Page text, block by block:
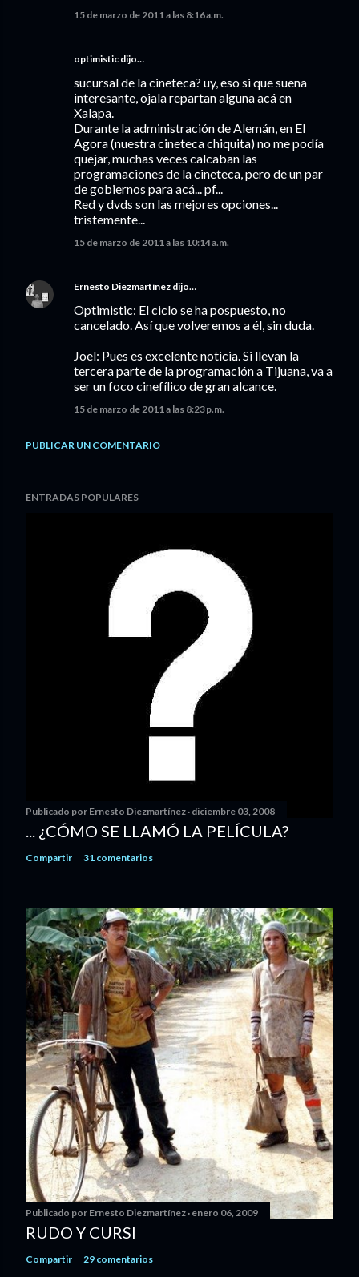
15 de marzo de 2011 a las 8:16 a.m.
optimistic dijo…
sucursal de la cineteca? uy, eso si que suena
interesante, ojala repartan alguna acá en
Xalapa.
Durante la administración de Alemán, en El
Agora (nuestra cineteca chiquita) no me podía
quejar, muchas veces calcaban las
programaciones de la cineteca, pero de un par
de gobiernos para acá... pf...
Red y dvds son las mejores opciones...
tristemente...
15 de marzo de 2011 a las 10:14 a.m.
Ernesto Diezmartínez dijo…
Optimistic: El ciclo se ha pospuesto, no
cancelado. Así que volveremos a él, sin duda.
Joel: Pues es excelente noticia. Si llevan la
tercera parte de la programación a Tijuana, va a
ser un foco cinefílico de gran alcance.
15 de marzo de 2011 a las 8:23 p.m.
PUBLICAR UN COMENTARIO
ENTRADAS POPULARES
Publicado por Ernesto Diezmartínez diciembre 03, 2008
... ¿CÓMO SE LLAMÓ LA PELÍCULA?
Compartir 31 comentarios
Publicado por Ernesto Diezmartínez enero 06, 2009
RUDO Y CURSI
Compartir 29 comentarios